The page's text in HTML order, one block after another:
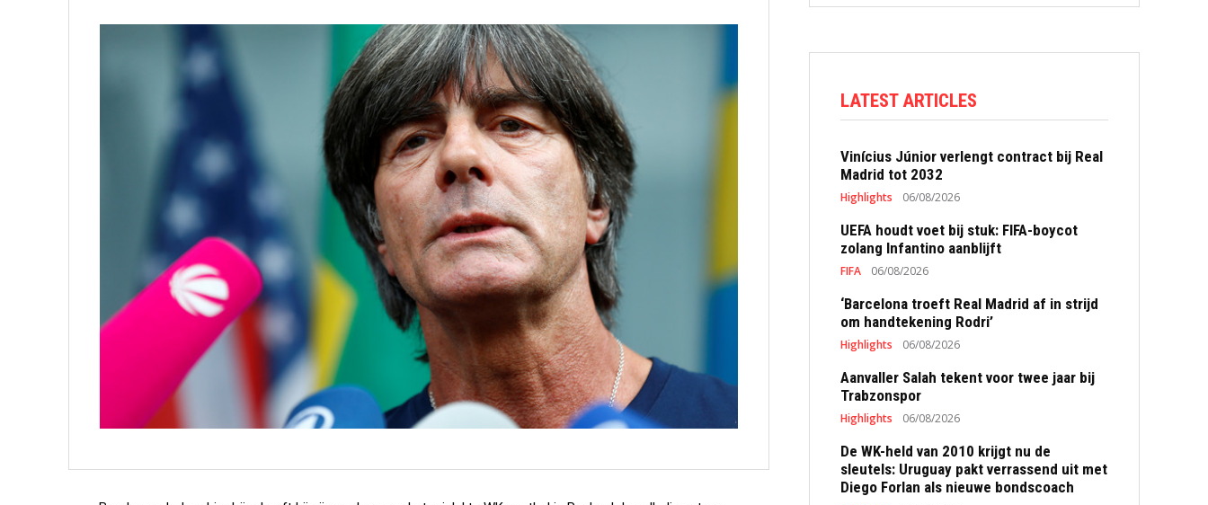
LATEST ARTICLES
Vinícius Júnior verlengt contract bij Real
Madrid tot 2032
Highlights 06/08/2026
UEFA houdt voet bij stuk: FIFA-boycot
zolang Infantino aanblijft
FIFA 06/08/2026
‘Barcelona troeft Real Madrid af in strijd
om handtekening Rodri’
Highlights 06/08/2026
Aanvaller Salah tekent voor twee jaar bij
Trabzonspor
Highlights 06/08/2026
De WK-held van 2010 krijgt nu de
sleutels: Uruguay pakt verrassend uit met
Diego Forlan als nieuwe bondscoach